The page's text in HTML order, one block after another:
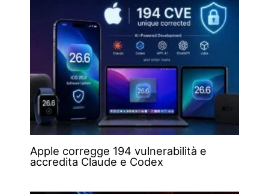
Apple corregge 194 vulnerabilità e
accredita Claude e Codex